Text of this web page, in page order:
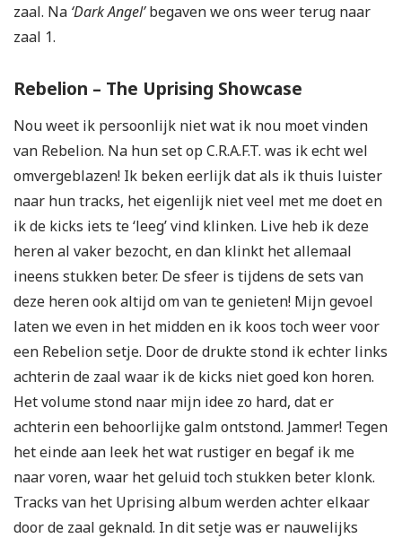
zaal. Na ‘Dark Angel’begaven we ons weer terug naar
zaal 1.
Rebelion – The Uprising Showcase
Nou weet ik persoonlijk niet wat ik nou moet vinden
van Rebelion. Na hun set op C.R.A.F.T. was ik echt wel
omvergeblazen! Ik beken eerlijk dat als ik thuis luister
naar hun tracks, het eigenlijk niet veel met me doet en
ik de kicks iets te ‘leeg’ vind klinken. Live heb ik deze
heren al vaker bezocht, en dan klinkt het allemaal
ineens stukken beter. De sfeer is tijdens de sets van
deze heren ook altijd om van te genieten! Mijn gevoel
laten we even in het midden en ik koos toch weer voor
een Rebelion setje. Door de drukte stond ik echter links
achterin de zaal waar ik de kicks niet goed kon horen.
Het volume stond naar mijn idee zo hard, dat er
achterin een behoorlijke galm ontstond. Jammer! Tegen
het einde aan leek het wat rustiger en begaf ik me
naar voren, waar het geluid toch stukken beter klonk.
Tracks van het Uprising album werden achter elkaar
door de zaal geknald. In dit setje was er nauwelijks